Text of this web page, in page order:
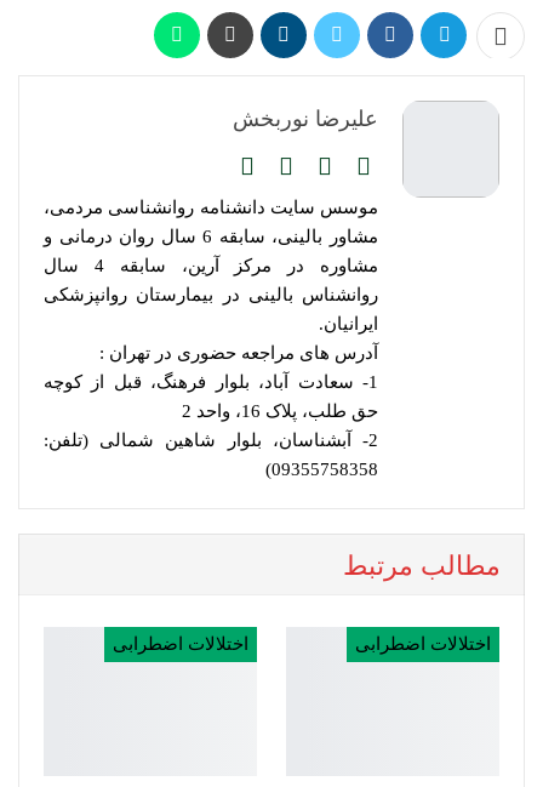
علیرضا نوربخش
موسس سایت دانشنامه روانشناسی مردمی،
مشاور بالینی، سابقه 6 سال روان درمانی و
مشاوره در مرکز آرین، سابقه 4 سال
روانشناس بالینی در بیمارستان روانپزشکی
ایرانیان.
آدرس های مراجعه حضوری در تهران :
1- سعادت آباد، بلوار فرهنگ، قبل از کوچه
حق طلب، پلاک 16، واحد 2
2- آبشناسان، بلوار شاهین شمالی (تلفن:
09355758358)
مطالب مرتبط
اختلالات اضطرابی اختلالات اضطرابی